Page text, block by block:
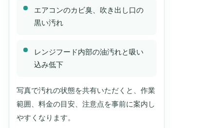
エアコンのカビ臭、吹き出し口の
黒い汚れ
レンジフード内部の油汚れと吸い
込み低下
写真で汚れの状態を共有いただくと、作業
範囲、料金の目安、注意点を事前に案内し
やすくなります。